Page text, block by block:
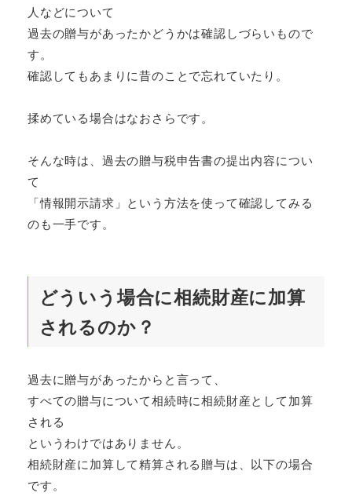
人などについて
過去の贈与があったかどうかは確認しづらいもので
す。
確認してもあまりに昔のことで忘れていたり。
揉めている場合はなおさらです。
そんな時は、過去の贈与税申告書の提出内容につい
て
「情報開示請求」という方法を使って確認してみる
のも一手です。
どういう場合に相続財産に加算
されるのか？
過去に贈与があったからと言って、
すべての贈与について相続時に相続財産として加算
される
というわけではありません。
相続財産に加算して精算される贈与は、以下の場合
です。